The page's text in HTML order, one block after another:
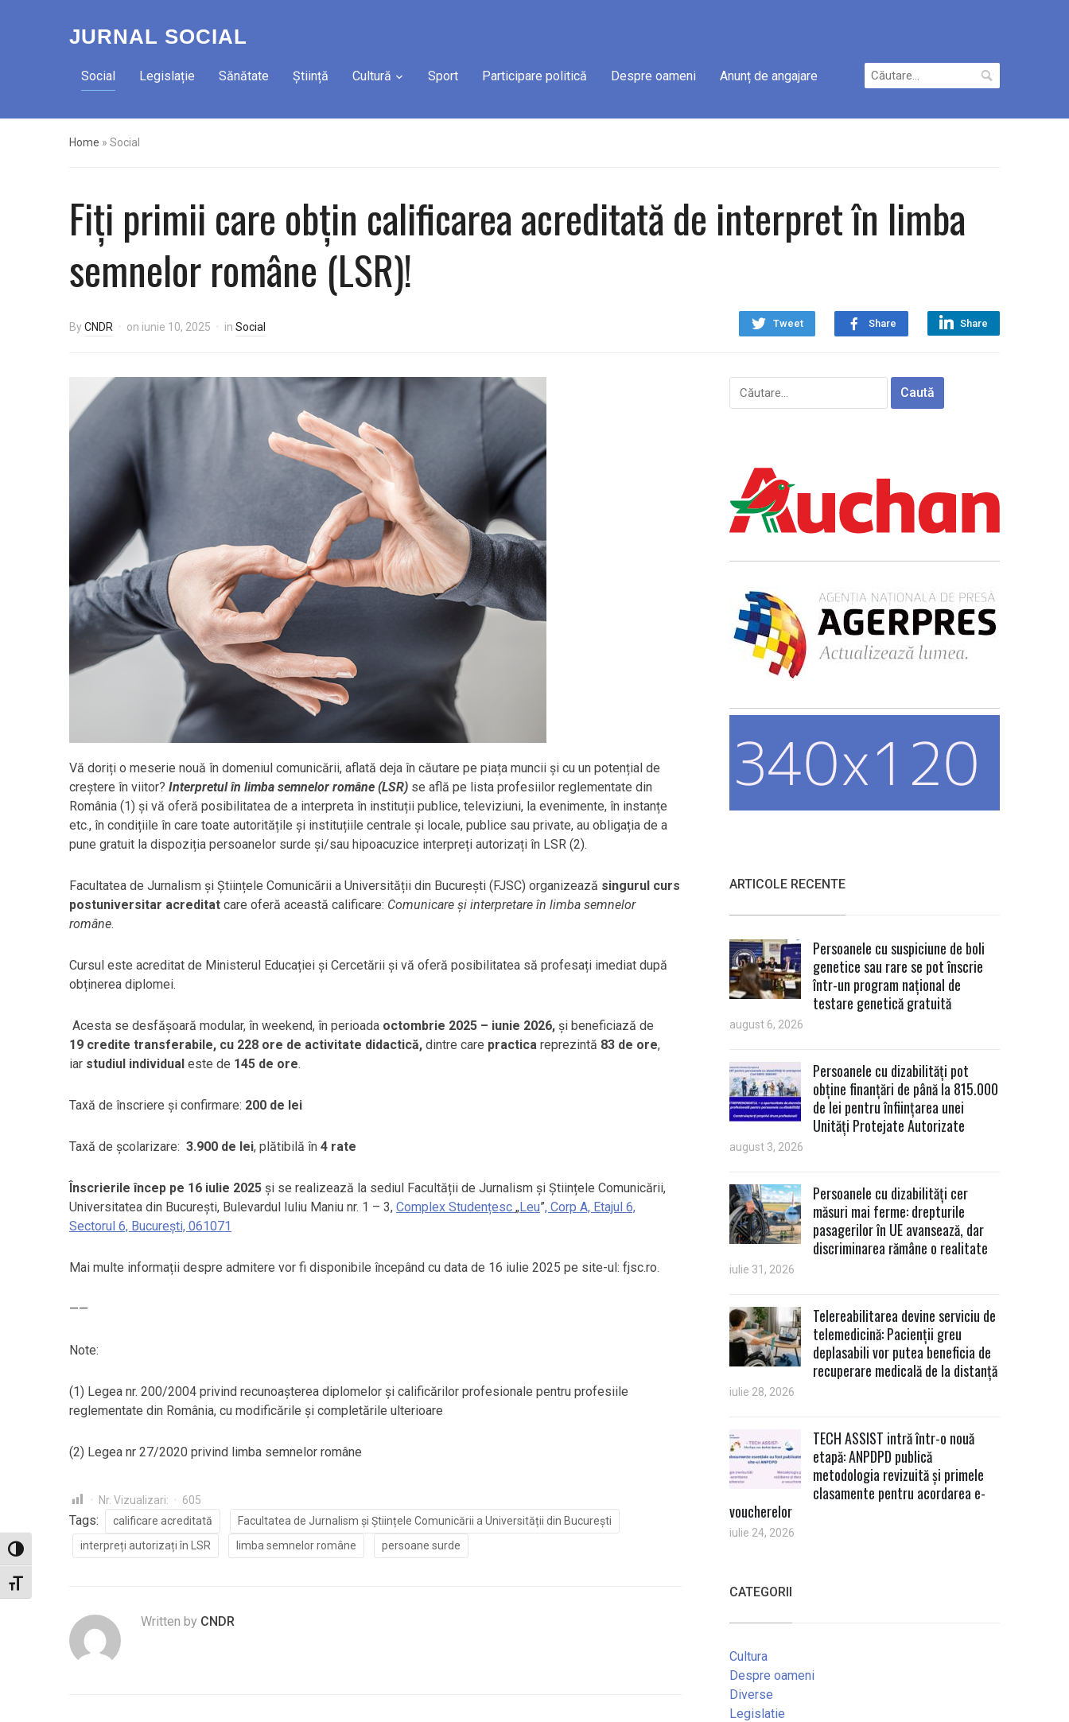
Toggle High Contrast
Toggle Font size
JURNAL SOCIAL
Social Legislație Sănătate Știință Cultură Sport Participare politică Despre oameni Anunț de angajare
Caută
după:
Home » Social
Fiți primii care obțin calificarea acreditată de interpret în limba
semnelor române (LSR)!
Tweet Share Share
ByCNDR on iunie 10, 2025 in Social
Vă doriți o meserie nouă în domeniul comunicării, aflată deja în căutare pe piața muncii și cu un potențial de
creștere în viitor? Interpretul în limba semnelor române (LSR) se află pe lista profesiilor reglementate din
România (1) și vă oferă posibilitatea de a interpreta în instituții publice, televiziuni, la evenimente, în instanțe
etc., în condițiile în care toate autoritățile și instituțiile centrale și locale, publice sau private, au obligația de a
pune gratuit la dispoziția persoanelor surde și/sau hipoacuzice interpreți autorizați în LSR (2).
Facultatea de Jurnalism și Științele Comunicării a Universității din București (FJSC) organizează singurul curs
postuniversitar acreditat care oferă această calificare: Comunicare și interpretare în limba semnelor
române.
Cursul este acreditat de Ministerul Educației și Cercetării și vă oferă posibilitatea să profesați imediat după
obținerea diplomei.
Acesta se desfășoară modular, în weekend, în perioada octombrie 2025 – iunie 2026, și beneficiază de
19 credite transferabile, cu 228 ore de activitate didactică, dintre care practica reprezintă 83 de ore,
iar studiul individual este de 145 de ore.
Taxă de înscriere și confirmare: 200 de lei
Taxă de școlarizare: 3.900 de lei, plătibilă în 4 rate
Înscrierile încep pe 16 iulie 2025 și se realizează la sediul Facultății de Jurnalism și Științele Comunicării,
Universitatea din București, Bulevardul Iuliu Maniu nr. 1 – 3, Complex Studențesc „Leu”, Corp A, Etajul 6,
Sectorul 6, București, 061071
Mai multe informații despre admitere vor fi disponibile începând cu data de 16 iulie 2025 pe site-ul: fjsc.ro.
——
Note:
(1) Legea nr. 200/2004 privind recunoașterea diplomelor și calificărilor profesionale pentru profesiile
reglementate din România, cu modificările și completările ulterioare
(2) Legea nr 27/2020 privind limba semnelor române
Nr. Vizualizari: 605
Tags: calificare acreditată
Facultatea de Jurnalism și Științele Comunicării a Universității din București
interpreți autorizați în LSR
limba semnelor române persoane surde
Written by CNDR
Caută
după:
ARTICOLE RECENTE
Persoanele cu suspiciune de boli
genetice sau rare se pot înscrie
într-un program național de
testare genetică gratuită
august 6, 2026
Persoanele cu dizabilități pot
obține finanțări de până la 815.000
de lei pentru înființarea unei
Unități Protejate Autorizate
august 3, 2026
Persoanele cu dizabilități cer
măsuri mai ferme: drepturile
pasagerilor în UE avansează, dar
discriminarea rămâne o realitate
iulie 31, 2026
Telereabilitarea devine serviciu de
telemedicină: Pacienții greu
deplasabili vor putea beneficia de
recuperare medicală de la distanță
iulie 28, 2026
TECH ASSIST intră într-o nouă
etapă: ANPDPD publică
metodologia revizuită și primele
clasamente pentru acordarea e-
voucherelor
iulie 24, 2026
CATEGORII
Cultura
Despre oameni
Diverse
Legislatie